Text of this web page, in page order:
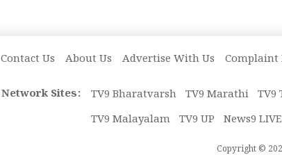
Contact Us About Us Advertise With Us Complaint
Network Sites: TV9 Bharatvarsh TV9 Marathi TV9
TV9 Malayalam TV9 UP News9 LIVE
Copyright ©